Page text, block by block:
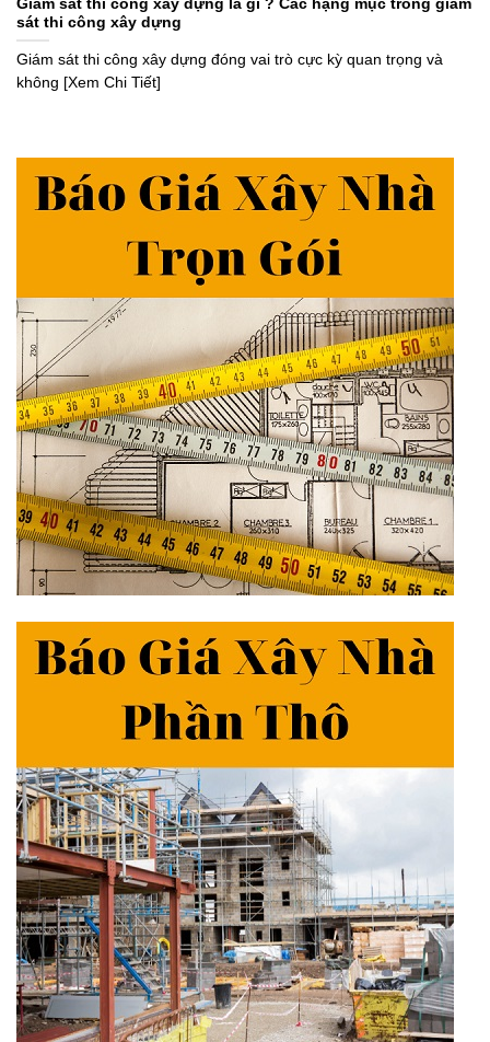
Giám sát thi công xây dựng là gì ? Các hạng mục trong giám
sát thi công xây dựng
Giám sát thi công xây dựng đóng vai trò cực kỳ quan trọng và
không [Xem Chi Tiết]